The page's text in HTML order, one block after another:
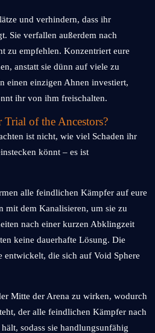
und verhindern, dass ihr
Sie verfallen außerdem nach
zu empfehlen. Konzentriert eure
anstatt sie dünn auf viele zu
einen einzigen Ahnen investiert,
ihr von ihm freischalten.
of the Ancestors?
ist nicht, wie viel Schaden ihr
könnt – es ist
alle feindlichen Kämpfer auf eure
mit dem Kanalisieren, um sie zu
nach einer kurzen Abklingzeit
keine dauerhafte Lösung. Die
entwickelt, die sich auf Void Sphere
Mitte der Arena zu wirken, wodurch
der alle feindlichen Kämpfer nach
sodass sie handlungsunfähig